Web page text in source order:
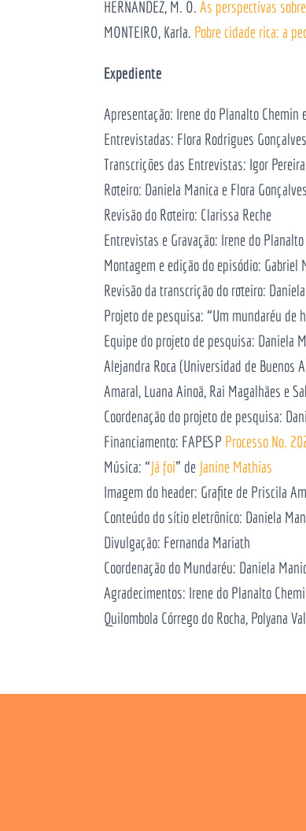
HERNÁNDEZ, M. O. As perspectivas
‌MONTEIRO, Karla. Pobre cidade rica: a
Expediente
Apresentação: Irene do Planalto Chemin
Entrevistadas: Flora Rodrigues
Transcrições das Entrevistas: Igor Pereira
Roteiro: Daniela Manica e Flora Gonçalves
Revisão do Roteiro: Clarissa Reche
Entrevistas e Gravação: Irene do
Montagem e edição do episódio: Gabriel
Revisão da transcrição do roteiro:
Projeto de pesquisa: “Um mundaréu de
Equipe do projeto de pesquisa: Daniela
Alejandra Roca (Universidad de Buenos
Amaral, Luana Ainoã, Rai Magalhães e
Coordenação do projeto de pesquisa:
Financiamento: FAPESP Processo No.
Música: “Já foi” de Janine Mathias
Imagem do header: Grafite de Priscila
Conteúdo do sítio eletrônico: Daniela
Divulgação: Fernanda Mariath
Coordenação do Mundaréu: Daniela
Agradecimentos: Irene do Planalto
Quilombola Córrego do Rocha, Polyana